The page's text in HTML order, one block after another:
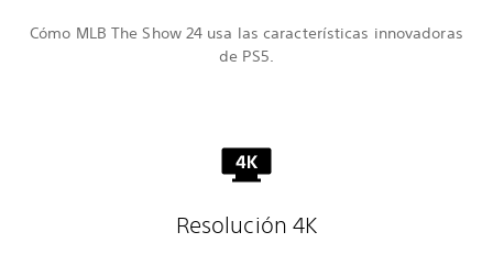
Cómo MLB The Show 24 usa las características innovadoras
de PS5.
Resolución 4K